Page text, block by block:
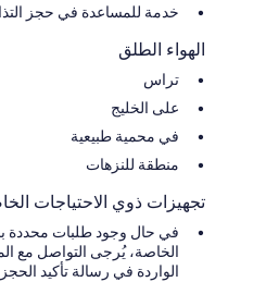
خدمة للمساعدة في حجز
الهواء الطلق
تراس
على الخليج
في محمية طبيعية
منطقة للنزهات
تجهيزات ذوي الاحتياجات
في حال وجود طلبات محددة
الخاصة، يُرجى التواصل مع
الواردة في رسالة تأكيد